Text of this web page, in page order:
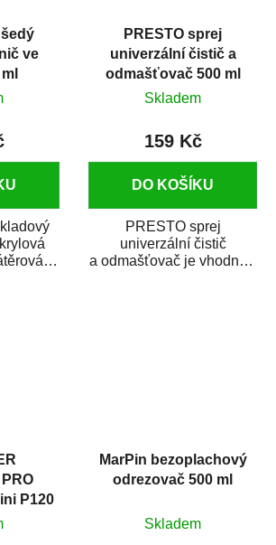
šedý
ve
PRESTO sprej
univerzální čistič a
odmašťovač 500 ml
Skladem
159 Kč
DO KOŠÍKU
PRESTO sprej
univerzální čistič
a odmašťovač je vhodný k
P120
MarPin bezoplachový
odrezovač 500 ml
Skladem